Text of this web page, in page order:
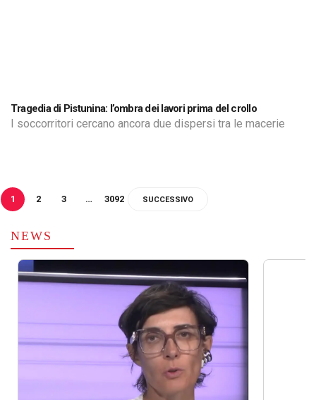
Tragedia di Pistunina: l’ombra dei lavori prima del crollo
I soccorritori cercano ancora due dispersi tra le macerie
1 2 3 … 3092 SUCCESSIVO
NEWS